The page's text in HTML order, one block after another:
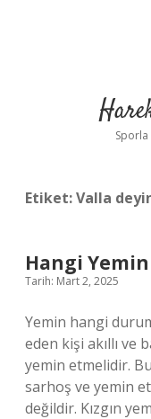
Etiket:Valla
Hangi
Tarih: Mart 2, 2025
Yemin hangi
eden kişi akıllı ve
yemin etmelidir.
sarhoş ve yemin
değildir. Kızgın